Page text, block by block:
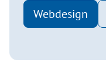
Webdesign